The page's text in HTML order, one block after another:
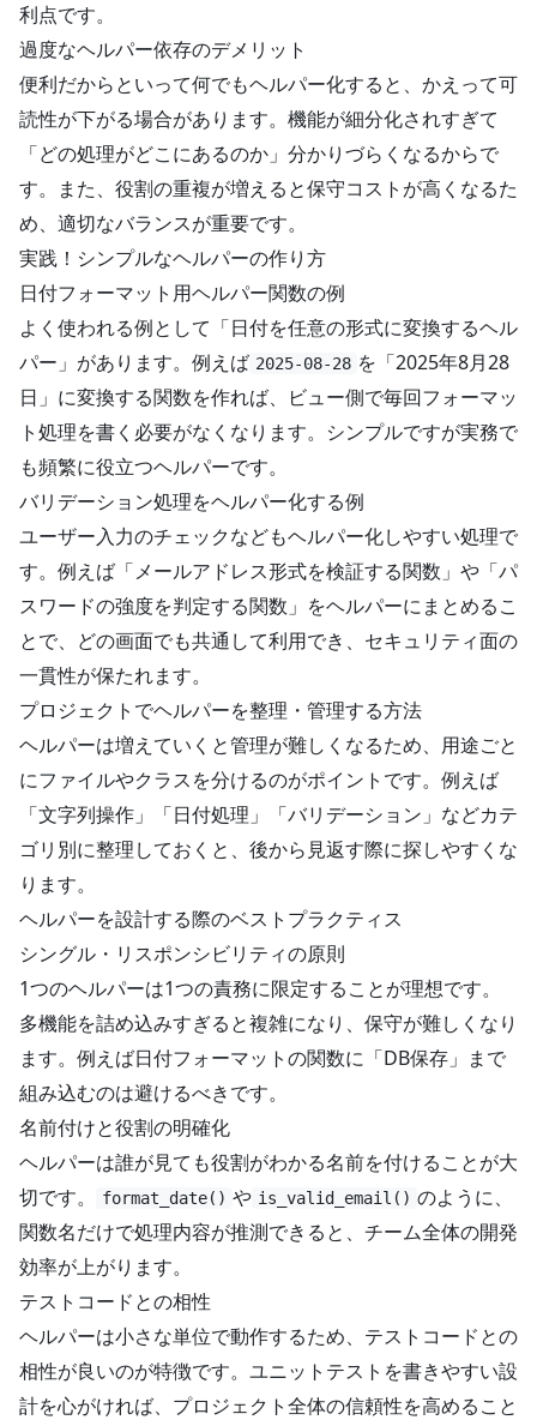
利点です。
過度なヘルパー依存のデメリット
便利だからといって何でもヘルパー化すると、かえって可
読性が下がる場合があります。機能が細分化されすぎて
「どの処理がどこにあるのか」分かりづらくなるからで
す。また、役割の重複が増えると保守コストが高くなるた
め、適切なバランスが重要です。
実践！シンプルなヘルパーの作り方
日付フォーマット用ヘルパー関数の例
よく使われる例として「日付を任意の形式に変換するヘル
パー」があります。例えば 2025-08-28 を「2025年8月28
日」に変換する関数を作れば、ビュー側で毎回フォーマッ
ト処理を書く必要がなくなります。シンプルですが実務で
も頻繁に役立つヘルパーです。
バリデーション処理をヘルパー化する例
ユーザー入力のチェックなどもヘルパー化しやすい処理で
す。例えば「メールアドレス形式を検証する関数」や「パ
スワードの強度を判定する関数」をヘルパーにまとめるこ
とで、どの画面でも共通して利用でき、セキュリティ面の
一貫性が保たれます。
プロジェクトでヘルパーを整理・管理する方法
ヘルパーは増えていくと管理が難しくなるため、用途ごと
にファイルやクラスを分けるのがポイントです。例えば
「文字列操作」「日付処理」「バリデーション」などカテ
ゴリ別に整理しておくと、後から見返す際に探しやすくな
ります。
ヘルパーを設計する際のベストプラクティス
シングル・リスポンシビリティの原則
1つのヘルパーは1つの責務に限定することが理想です。
多機能を詰め込みすぎると複雑になり、保守が難しくなり
ます。例えば日付フォーマットの関数に「DB保存」まで
組み込むのは避けるべきです。
名前付けと役割の明確化
ヘルパーは誰が見ても役割がわかる名前を付けることが大
切です。
format_date() や is_valid_email() のように、
関数名だけで処理内容が推測できると、チーム全体の開発
効率が上がります。
テストコードとの相性
ヘルパーは小さな単位で動作するため、テストコードとの
相性が良いのが特徴です。ユニットテストを書きやすい設
計を心がければ、プロジェクト全体の信頼性を高めること